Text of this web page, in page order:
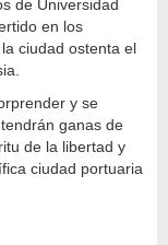
de Universidad
en los
ciudad ostenta el
y se
ganas de
de la libertad y
ciudad portuaria